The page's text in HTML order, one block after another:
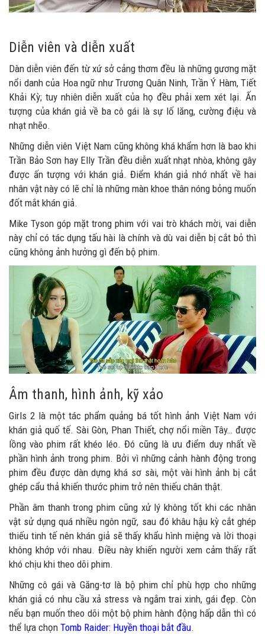
Diễn viên và diễn xuất
Dàn diễn viên đến từ xứ sở cảng thơm đều là những gương mặt
nổi danh của Hoa ngữ như Trương Quân Ninh, Trần Ý Hàm, Tiết
Khải Kỳ; tuy nhiên diễn xuất của họ đều phải xem xét lại. Ấn
tượng của khán giả về ba cô gái là sự lố lăng, cường điệu và
nhạt nhẽo.
Những diễn viên Việt Nam cũng không khá khẩm hơn là bao khi
Trần Bảo Sơn hay Elly Trần đều diễn xuất nhạt nhòa, không gây
được ấn tượng với khán giả. Điểm khán giả nhớ nhất về hai
nhân vật này có lẽ chỉ là những màn khoe thân nóng bỏng muốn
đốt mắt khán giả.
Mike Tyson góp mặt trong phim với vai trò khách mời, vai diễn
này chỉ có tác dụng tấu hài là chính và dù vai diễn bị cắt bỏ thì
cũng không ảnh hưởng gì đến bộ phim.
Âm thanh, hình ảnh, kỹ xảo
Girls 2 là một tác phẩm quảng bá tốt hình ảnh Việt Nam với
khán giả quố tế. Sài Gòn, Phan Thiết, chợ nổi miền Tây… được
lồng vào phim rất khéo léo. Đó cũng là ưu điểm duy nhất về
phần hình ảnh trong phim. Bởi vì những cảnh hành động trong
phim đều được dàn dựng khá sơ sài, một vài hình ảnh bị cắt
ghép cẩu thả khiến thước phim trở nên thiếu chân thật.
Phần âm thanh trong phim cũng xử lý không tốt khi các nhân
vật sử dụng quá nhiều ngôn ngữ, sau đó khâu hậu kỳ cắt ghép
thiếu tinh tế nên khán giả sẽ thấy khẩu hình miệng và lời thoại
không khớp với nhau. Điều này khiến người xem cảm thấy rất
khó chịu khi theo dõi phim.
Những cô gái và Găng-tơ là bộ phim chỉ phù hợp cho những
khán giả có nhu cầu xả stress và ngắm trai xinh, gái đẹp. Còn
nếu bạn muốn theo dõi một bộ phim hành động hấp dẫn thì có
thể lựa chọn Tomb Raider: Huyền thoại bắt đầu.